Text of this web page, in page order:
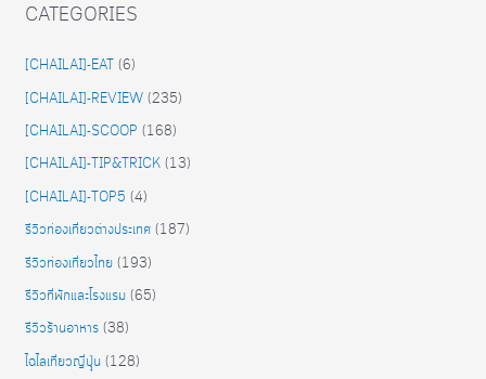
CATEGORIES
[CHAILAI]-EAT (6)
[CHAILAI]-REVIEW (235)
[CHAILAI]-SCOOP (168)
[CHAILAI]-TIP&TRICK (13)
[CHAILAI]-TOP5 (4)
รีวิวท่องเที่ยวต่างประเทศ (187)
รีวิวท่องเที่ยวไทย (193)
รีวิวที่พักและโรงแรม (65)
รีวิวร้านอาหาร (38)
ไฉไลเที่ยวญี่ปุุ่น (128)